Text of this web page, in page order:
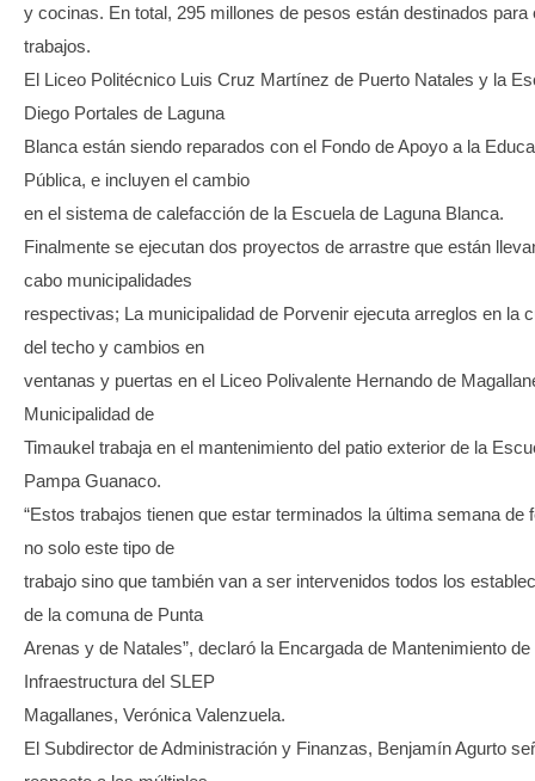
y cocinas. En total, 295 millones de pesos están destinados para
trabajos.
El Liceo Politécnico Luis Cruz Martínez de Puerto Natales y la
Diego Portales de Laguna
Blanca están siendo reparados con el Fondo de Apoyo a la
Pública, e incluyen el cambio
en el sistema de calefacción de la Escuela de Laguna Blanca.
Finalmente se ejecutan dos proyectos de arrastre que están
cabo municipalidades
respectivas; La municipalidad de Porvenir ejecuta arreglos en la
del techo y cambios en
ventanas y puertas en el Liceo Polivalente Hernando de
Municipalidad de
Timaukel trabaja en el mantenimiento del patio exterior de la
Pampa Guanaco.
“Estos trabajos tienen que estar terminados la última semana de
no solo este tipo de
trabajo sino que también van a ser intervenidos todos los
de la comuna de Punta
Arenas y de Natales”, declaró la Encargada de Mantenimiento de
Infraestructura del SLEP
Magallanes, Verónica Valenzuela.
El Subdirector de Administración y Finanzas, Benjamín Agurto